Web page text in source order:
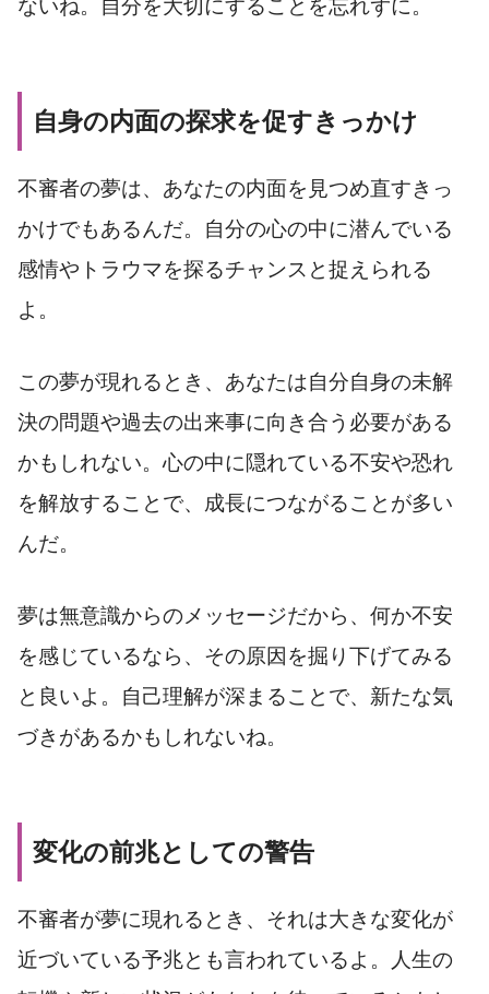
ないね。自分を大切にすることを忘れずに。
自身の内面の探求を促すきっかけ
不審者の夢は、あなたの内面を見つめ直すきっ
かけでもあるんだ。自分の心の中に潜んでいる
感情やトラウマを探るチャンスと捉えられる
よ。
この夢が現れるとき、あなたは自分自身の未解
決の問題や過去の出来事に向き合う必要がある
かもしれない。心の中に隠れている不安や恐れ
を解放することで、成長につながることが多い
んだ。
夢は無意識からのメッセージだから、何か不安
を感じているなら、その原因を掘り下げてみる
と良いよ。自己理解が深まることで、新たな気
づきがあるかもしれないね。
変化の前兆としての警告
不審者が夢に現れるとき、それは大きな変化が
近づいている予兆とも言われているよ。人生の